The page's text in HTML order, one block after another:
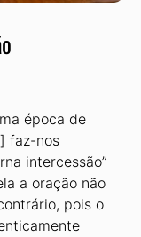
época de
faz-nos
intercessão”
a oração não
pois o